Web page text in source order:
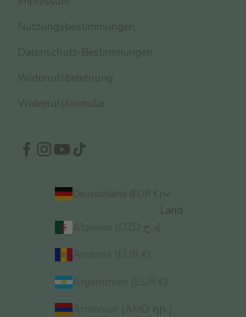
Nutzungsbestimmungen
Datenschutz-Bestimmungen
Widerrufsbelehrung
Widerrufsformular
Deutschland (EUR €)
Land
Andorra (EUR €)
Argentinien (EUR €)
Armenien (AMD դր.)